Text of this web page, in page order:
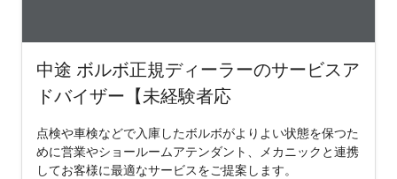
中途 ボルボ正規ディーラーのサービスア
ドバイザー【未経験者応
点検や車検などで入庫したボルボがよりよい状態を保つた
めに営業やショールームアテンダント、メカニックと連携
してお客様に最適なサービスをご提案します。